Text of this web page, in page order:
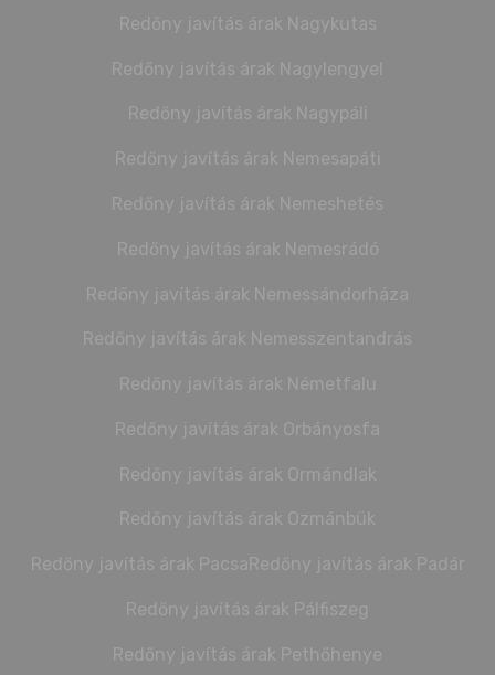
Redőny javítás árak Nagykutas
Redőny javítás árak Nagylengyel
Redőny javítás árak Nagypáli
Redőny javítás árak Nemesapáti
Redőny javítás árak Nemeshetés
Redőny javítás árak Nemesrádó
Redőny javítás árak Nemessándorháza
Redőny javítás árak Nemesszentandrás
Redőny javítás árak Németfalu
Redőny javítás árak Orbányosfa
Redőny javítás árak Ormándlak
Redőny javítás árak Ozmánbük
Redőny javítás árak Pacsa Redőny javítás árak Padár
Redőny javítás árak Pálfiszeg
Redőny javítás árak Pethőhenye